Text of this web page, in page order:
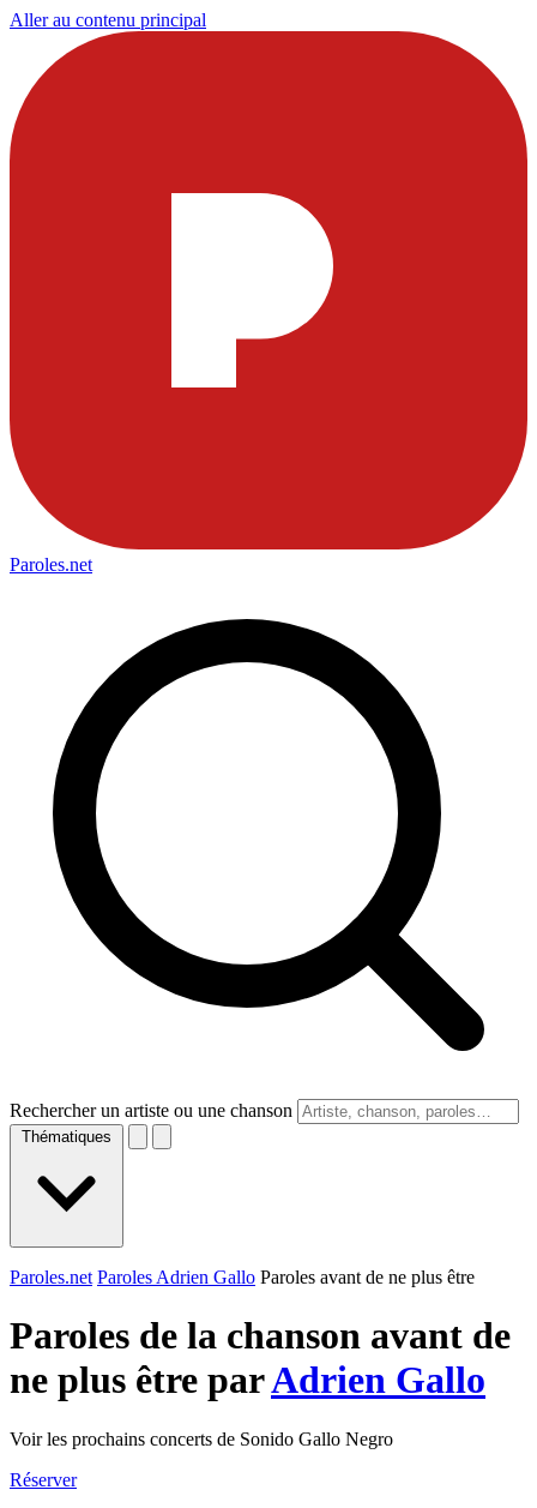
Aller au contenu principal
Paroles.net
Rechercher un artiste ou une chanson
Thématiques
Paroles.net Paroles Adrien Gallo Paroles avant de ne plus être
Paroles de la chanson avant de
ne plus être parAdrien Gallo
Voir les prochains concerts de Sonido Gallo Negro
Réserver